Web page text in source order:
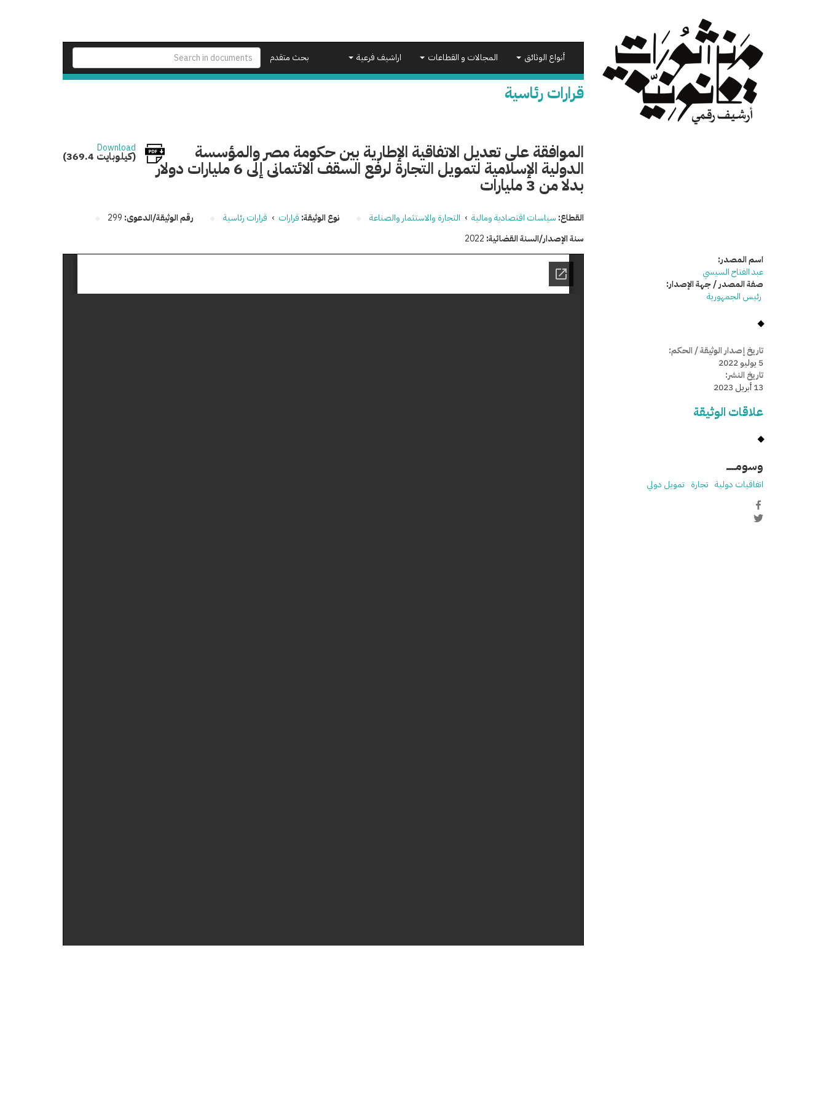
بحث متقدم
أنواع الوثائق المجالات و القطاعات اراشيف فرعية
قرارات رئاسية
الموافقة على تعديل الاتفاقية الإطارية بين حكومة مصر والمؤسسة
الدولية الإسلامية لتمويل التجارة لرفع السقف الائتمانى إلى 6 مليارات دولار
بدلا من 3 مليارات
Download
(369.4 كيلوبايت)
القطاع: سياسات اقتصادية ومالية › التجارة والاستثمار والصناعة نوع الوثيقة: قرارات › قرارات رئاسية رقم الوثيقة/الدعوى: 299
سنة الإصدار/السنة القضائية: 2022
اسم المصدر:
عبد الفتاح السيسي
صفة المصدر / جهة الإصدار:
رئيس الجمهورية
تاريخ إصدار الوثيقة / الحكم:
5 يوليو 2022
تاريخ النشر:
13 أبريل 2023
علاقات الوثيقة
وسومـــــ
اتفاقيات دولية تجارة تمويل دولي